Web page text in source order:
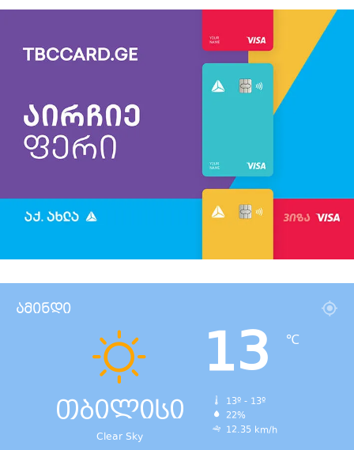
ამინდი
თბილისი
Clear Sky
13 ℃
13º - 13º
22%
12.35 km/h